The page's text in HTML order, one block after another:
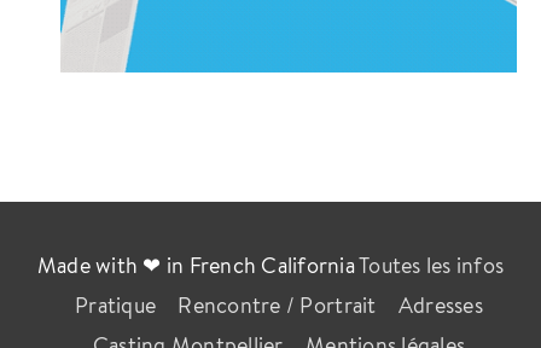
Made with ❤ in French CaliforniaToutes les infos
Pratique
Rencontre / Portrait
Adresses